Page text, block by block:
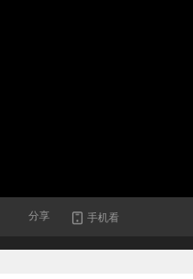
分享 手机看